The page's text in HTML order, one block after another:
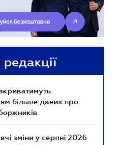
більше даних про
зміни у серпні 2026